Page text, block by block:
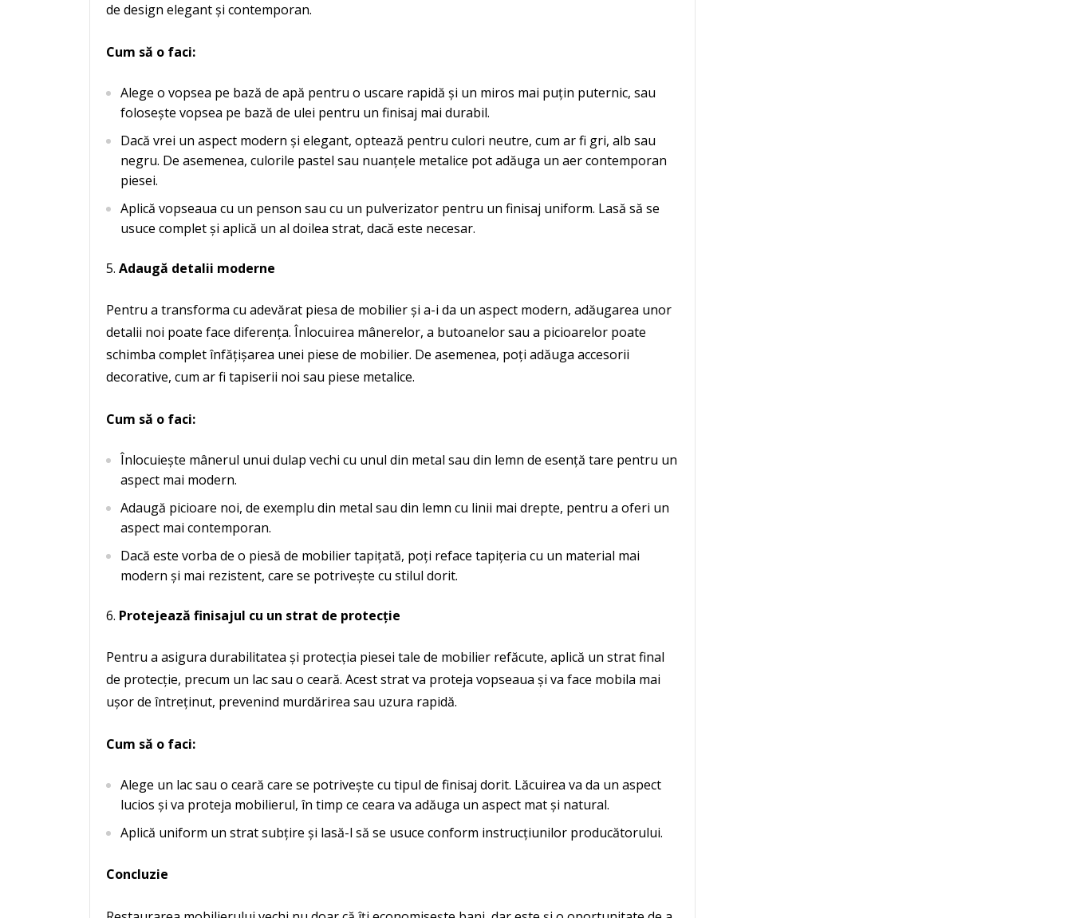
de design elegant și contemporan.
Cum să o faci:
Alege o vopsea pe bază de apă pentru o uscare rapidă și un miros mai puțin puternic, sau
folosește vopsea pe bază de ulei pentru un finisaj mai durabil.
Dacă vrei un aspect modern și elegant, optează pentru culori neutre, cum ar fi gri, alb sau
negru. De asemenea, culorile pastel sau nuanțele metalice pot adăuga un aer contemporan
piesei.
Aplică vopseaua cu un penson sau cu un pulverizator pentru un finisaj uniform. Lasă să se
usuce complet și aplică un al doilea strat, dacă este necesar.
Adaugă detalii moderne
Pentru a transforma cu adevărat piesa de mobilier și a-i da un aspect modern, adăugarea unor
detalii noi poate face diferența. Înlocuirea mânerelor, a butoanelor sau a picioarelor poate
schimba complet înfățișarea unei piese de mobilier. De asemenea, poți adăuga accesorii
decorative, cum ar fi tapiserii noi sau piese metalice.
Cum să o faci:
Înlocuiește mânerul unui dulap vechi cu unul din metal sau din lemn de esență tare pentru un
aspect mai modern.
Adaugă picioare noi, de exemplu din metal sau din lemn cu linii mai drepte, pentru a oferi un
aspect mai contemporan.
Dacă este vorba de o piesă de mobilier tapițată, poți reface tapițeria cu un material mai
modern și mai rezistent, care se potrivește cu stilul dorit.
Protejează finisajul cu un strat de protecție
Pentru a asigura durabilitatea și protecția piesei tale de mobilier refăcute, aplică un strat final
de protecție, precum un lac sau o ceară. Acest strat va proteja vopseaua și va face mobila mai
ușor de întreținut, prevenind murdărirea sau uzura rapidă.
Cum să o faci:
Alege un lac sau o ceară care se potrivește cu tipul de finisaj dorit. Lăcuirea va da un aspect
lucios și va proteja mobilierul, în timp ce ceara va adăuga un aspect mat și natural.
Aplică uniform un strat subțire și lasă-l să se usuce conform instrucțiunilor producătorului.
Concluzie